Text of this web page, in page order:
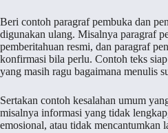
Beri contoh paragraf pembuka dan
digunakan ulang. Misalnya paragraf
pemberitahuan resmi, dan paragraf
konfirmasi bila perlu. Contoh teks
yang masih ragu bagaimana menulis
Sertakan contoh kesalahan umum
misalnya informasi yang tidak
emosional, atau tidak mencantumkan